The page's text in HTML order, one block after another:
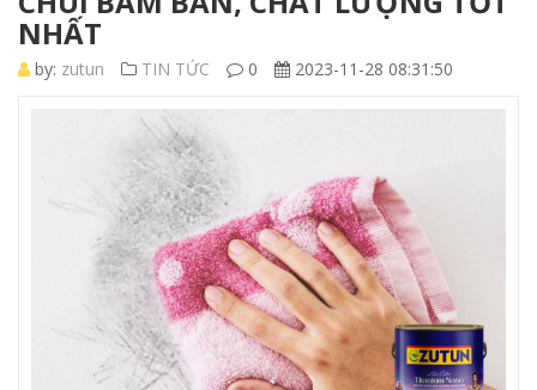
NHẤT
by: zutun TIN TỨC 0 2023-11-28 08:31:50